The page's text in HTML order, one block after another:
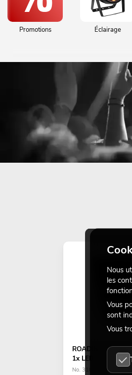
Promotions Éclairage
ROADINGER
1x LED SL-600,
No. 31005286
Nous
les
Vous
sont
Vous